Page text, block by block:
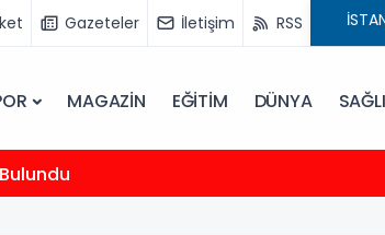
Gazeteler İletişim RSS
MAGAZİN EĞİTİM DÜNYA